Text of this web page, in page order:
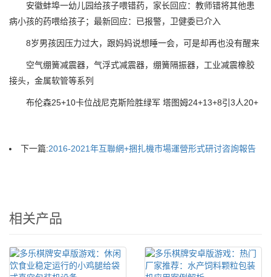
安徽蚌埠一幼儿园给孩子喂错药，家长回应：教师错将其他患
病小孩的药喂给孩子；最新回应：已报警，卫健委已介入
8岁男孩因压力过大，跟妈妈说想睡一会，可是却再也没有醒来
空气绷簧减震器，气浮式减震器，绷簧隔振器，工业减震橡胶
接头，金属软管等系列
布伦森25+10卡位战尼克斯险胜绿军 塔图姆24+13+8引3人20+
下一篇:2016-2021年互聯網+捆扎機市場運營形式研讨咨詢報告
相关产品